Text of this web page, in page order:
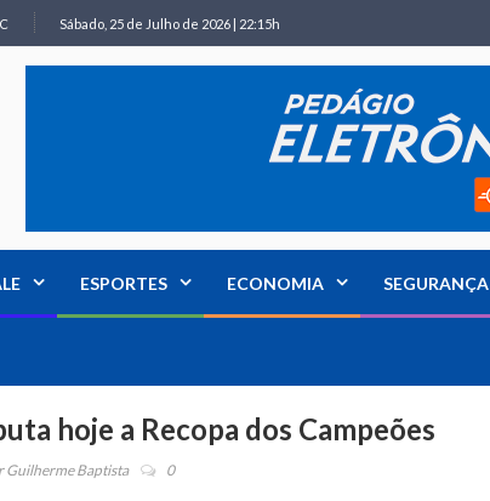
Sábado, 25 de Julho de 2026 | 22:15h
ESPORTES ECONOMIA SEGURANÇA
hoje a Recopa dos Campeões
Guilherme Baptista 0